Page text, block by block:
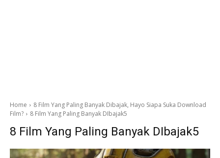
Home
8 Film Yang Paling Banyak Dibajak, Hayo Siapa Suka Download
Film?
8 Film Yang Paling Banyak DIbajak5
8 Film Yang Paling Banyak DIbajak5